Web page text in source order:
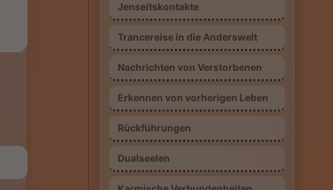
Jenseitskontakte
Trancereise in die Anderswelt
Nachrichten von Verstorbenen
Erkennen von vorherigen Leben
Rückführungen
Dualseelen